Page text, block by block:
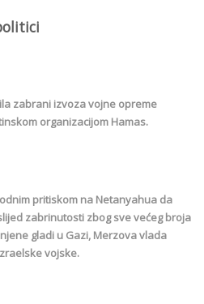
zabrani izvoza vojne opreme
organizacijom Hamas.
pritiskom na Netanyahua da
zabrinutosti zbog sve većeg broja
gladi u Gazi, Merzova vlada
vojske.